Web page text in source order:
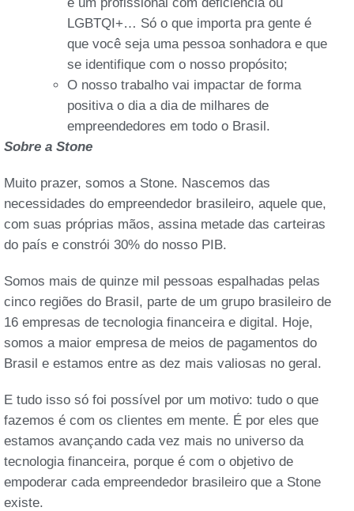
LGBTQI+… Só o que importa pra gente é
que você seja uma pessoa sonhadora e que
se identifique com o nosso propósito;
O nosso trabalho vai impactar de forma
positiva o dia a dia de milhares de
empreendedores em todo o Brasil.
Sobre a Stone
Muito prazer, somos a Stone. Nascemos das
necessidades do empreendedor brasileiro, aquele que,
com suas próprias mãos, assina metade das carteiras
do país e constrói 30% do nosso PIB.
Somos mais de quinze mil pessoas espalhadas pelas
cinco regiões do Brasil, parte de um grupo brasileiro de
16 empresas de tecnologia financeira e digital. Hoje,
somos a maior empresa de meios de pagamentos do
Brasil e estamos entre as dez mais valiosas no geral.
E tudo isso só foi possível por um motivo: tudo o que
fazemos é com os clientes em mente. É por eles que
estamos avançando cada vez mais no universo da
tecnologia financeira, porque é com o objetivo de
empoderar cada empreendedor brasileiro que a Stone
existe.